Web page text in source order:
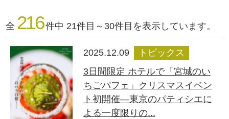
全 216 件中 21件目～30件目を表示しています。
2025.12.09
トピックス
3日間限定 ホテルで「宮城のい
ちごパフェ」クリスマスイベン
ト初開催―東京のパティシエに
よる一度限りの...